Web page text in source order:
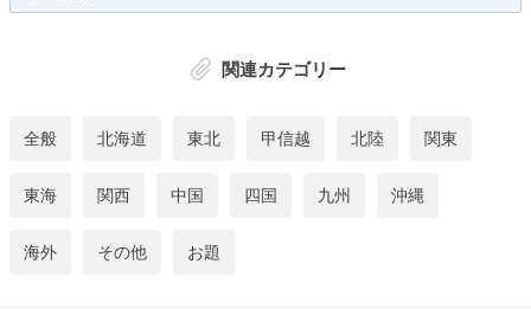
関連カテゴリー
全般 北海道 東北 甲信越 北陸 関東
東海 関西 中国 四国 九州 沖縄
海外 その他 お題